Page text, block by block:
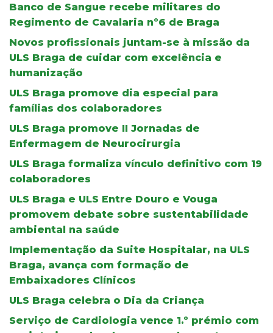
Banco de Sangue recebe militares do
Regimento de Cavalaria nº6 de Braga
Novos profissionais juntam-se à missão da
ULS Braga de cuidar com excelência e
humanização
ULS Braga promove dia especial para
famílias dos colaboradores
ULS Braga promove II Jornadas de
Enfermagem de Neurocirurgia
ULS Braga formaliza vínculo definitivo com 19
colaboradores
ULS Braga e ULS Entre Douro e Vouga
promovem debate sobre sustentabilidade
ambiental na saúde
Implementação da Suite Hospitalar, na ULS
Braga, avança com formação de
Embaixadores Clínicos
ULS Braga celebra o Dia da Criança
Serviço de Cardiologia vence 1.º prémio com